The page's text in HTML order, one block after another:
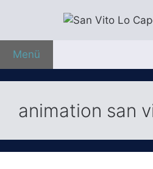
springen
Menü
animation san